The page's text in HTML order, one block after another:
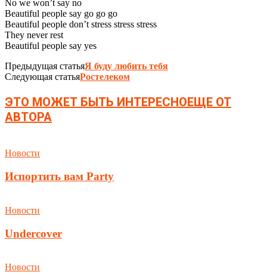
No we won’t say no
Beautiful people say go go go
Beautiful people don’t stress stress stress
They never rest
Beautiful people say yes
Предыдущая статьяЯ буду любить тебя
Следующая статьяРостелеком
ЭТО МОЖЕТ БЫТЬ ИНТЕРЕСНОЕЩЕ ОТ
АВТОРА
Новости
Испортить вам Party
Новости
Undercover
Новости